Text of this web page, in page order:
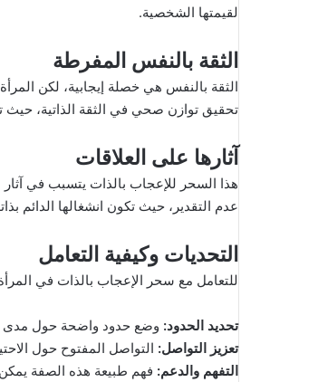
لقيمتها الشخصية.
الثقة بالنفس المفرطة
الثقة بالنفس هي خصلة إيجابية، لكن
تحقيق توازن صحي في الثقة الذاتية، حيث
آثارها على العلاقات
هذا السحر للإعجاب بالذات يتسبب في
عدم التقدير، حيث تكون انشغالها الدائم
التحديات وكيفية التعامل
للتعامل مع سحر الإعجاب بالذات في
تحديد الحدود: وضع حدود واضحة حول مدى
تعزيز التواصل: التواصل المفتوح حول
التفهم والدعم: فهم طبيعة هذه الصفة